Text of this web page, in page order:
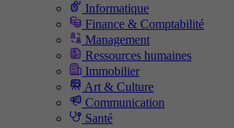
Informatique
Finance & Comptabilité
Management
Ressources humaines
Immobilier
Art & Culture
Communication
Santé